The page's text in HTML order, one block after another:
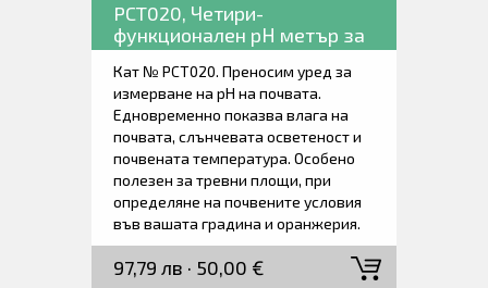
PCT020, Четири-
функционален рН метър за
почва.
Кат № PCT020. Преносим уред за
измерване на рН на почвата.
Едновременно показва влага на
почвата, слънчевата осветеност и
почвената температура. Особено
полезен за тревни площи, при
определяне на почвените условия
във вашата градина и оранжерия.
Доставя се заедно с батерия и
ръководство за работа.
97,79 лв · 50,00 €